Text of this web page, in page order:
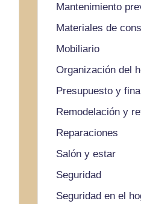
Mantenimiento
Materiales de
Mobiliario
Organización del
Presupuesto y
Remodelación y
Reparaciones
Salón y estar
Seguridad
Seguridad en el